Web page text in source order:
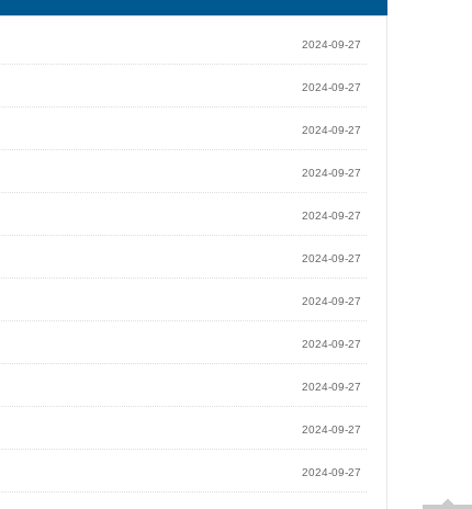
2024-09-27
2024-09-27
2024-09-27
2024-09-27
2024-09-27
2024-09-27
2024-09-27
2024-09-27
2024-09-27
2024-09-27
2024-09-27